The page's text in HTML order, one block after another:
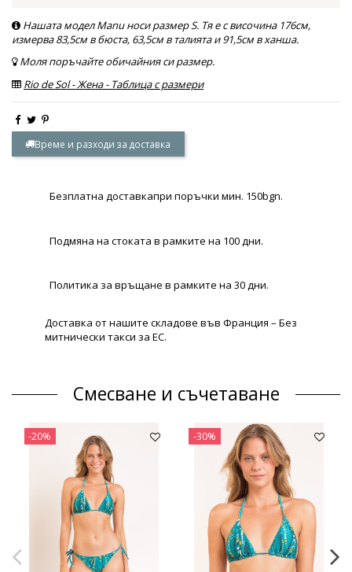
Нашата модел Manu носи размер S. Тя е с височина 176см,
измерва 83,5см в бюста, 63,5см в талията и 91,5см в ханша.
Моля поръчайте обичайния си размер.
Rio de Sol - Жена - Таблица с размери
Време и разходи за доставка
Безплатна доставкапри поръчки мин. 150bgn.
Подмяна на стоката в рамките на 100 дни.
Политика за връщане в рамките на 30 дни.
Доставка от нашите складове във Франция – Без
митнически такси за ЕС.
Смесване и съчетаване
-20% -30%